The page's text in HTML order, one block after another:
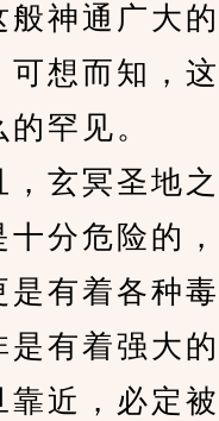
般神通广大
可想而知，
的罕见。
玄冥圣地之
十分危险的
是有着各种
是有着强大
靠近，必定